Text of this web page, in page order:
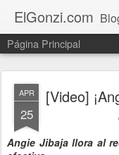
ElGonzi.com Blog de
Página Principal
APR
25
[Video]
Angie Jibaja llora al